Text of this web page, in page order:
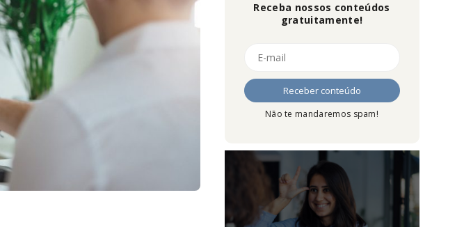
Receba nossos conteúdos
gratuitamente!
Não te mandaremos spam!